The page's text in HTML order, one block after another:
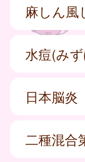
麻しん風
水痘(み
日本脳炎
二種混合